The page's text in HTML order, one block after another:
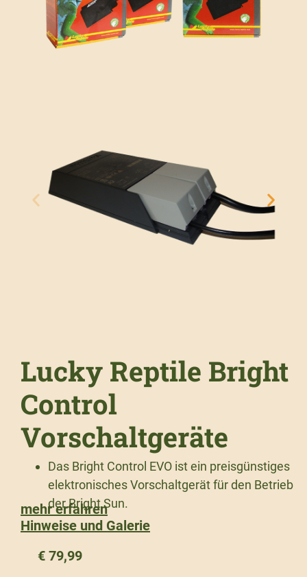
Lucky Reptile Bright
Control
Vorschaltgeräte
Das Bright Control EVO ist ein preisgünstiges
elektronisches Vorschaltgerät für den Betrieb
der Bright Sun.
mehr erfahren
Hinweise und Galerie
€ 79,99